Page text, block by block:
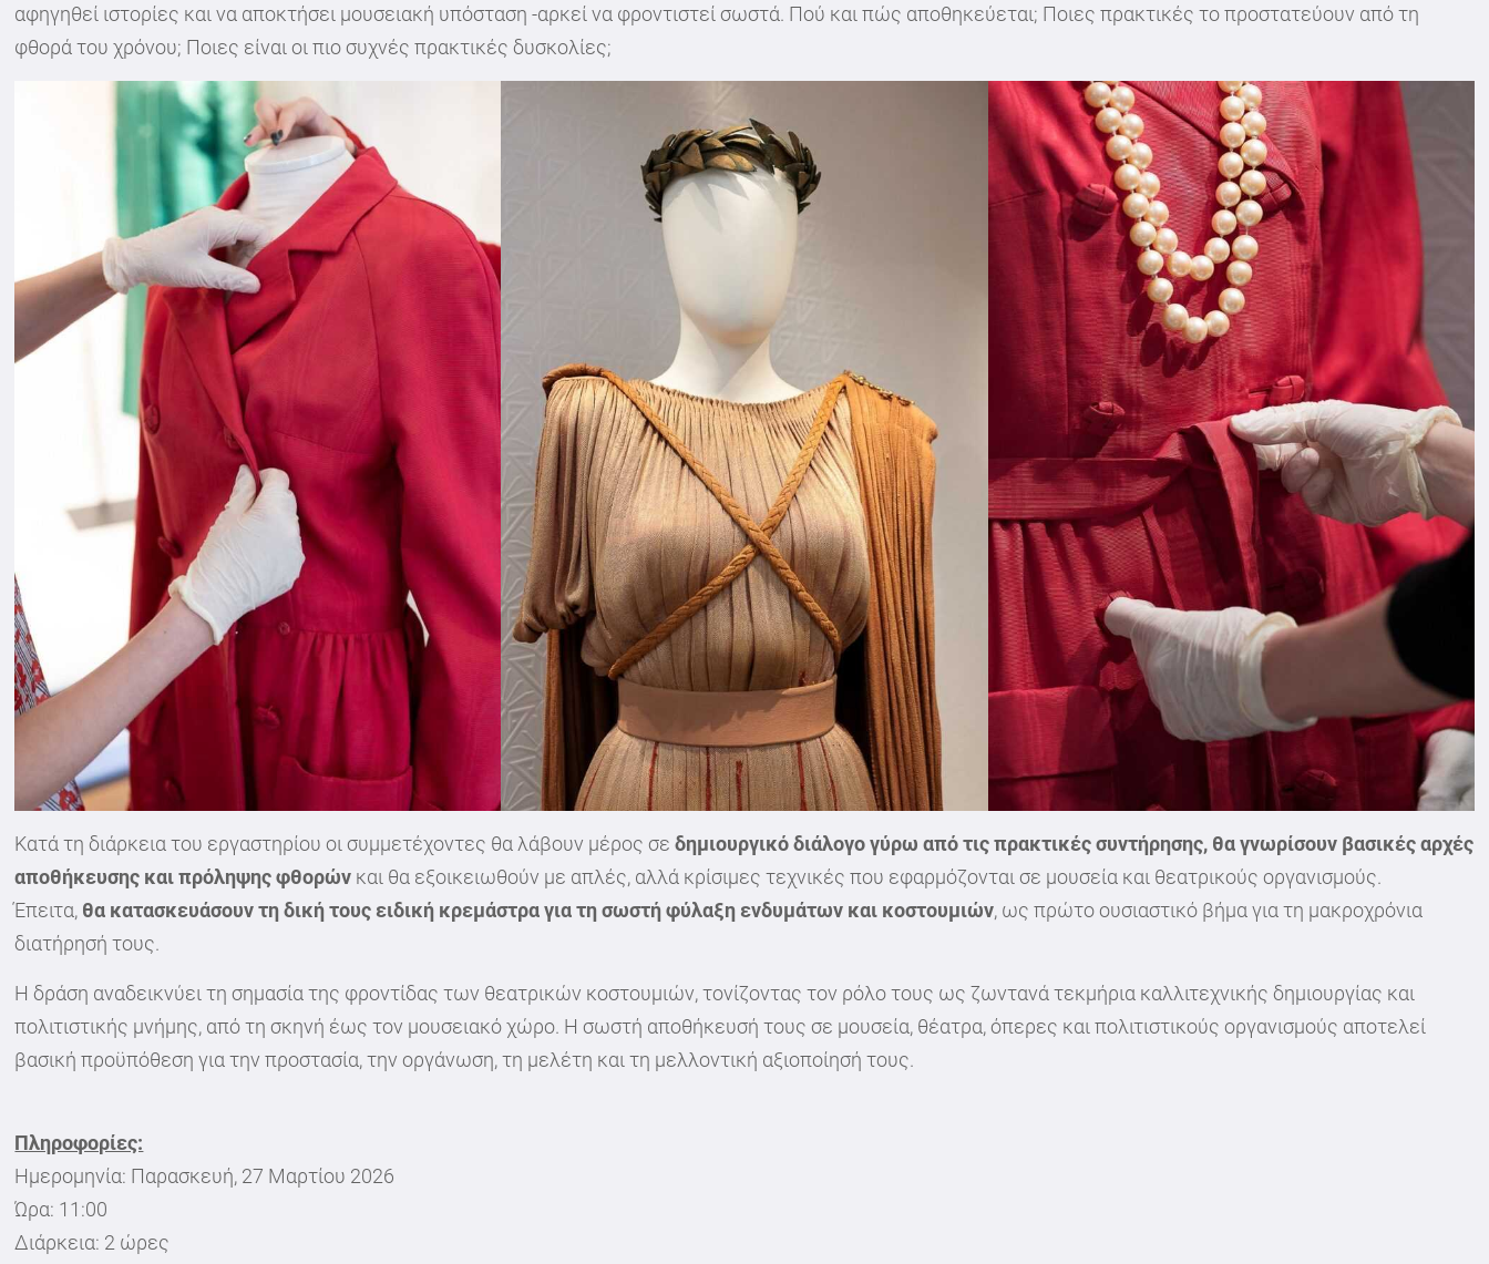
αφηγηθεί ιστορίες και να αποκτήσει μουσειακή υπόσταση -αρκεί να φροντιστεί σωστά. Πού και πώς αποθηκεύεται; Ποιες πρακτικές το προστατεύουν από τη
φθορά του χρόνου; Ποιες είναι οι πιο συχνές πρακτικές δυσκολίες;
Κατά τη διάρκεια του εργαστηρίου οι συμμετέχοντες θα λάβουν μέρος σε δημιουργικό διάλογο γύρω από τις πρακτικές συντήρησης, θα γνωρίσουν βασικές αρχές
αποθήκευσης και πρόληψης φθορών και θα εξοικειωθούν με απλές, αλλά κρίσιμες τεχνικές που εφαρμόζονται σε μουσεία και θεατρικούς οργανισμούς.
Έπειτα, θα κατασκευάσουν τη δική τους ειδική κρεμάστρα για τη σωστή φύλαξη ενδυμάτων και κοστουμιών, ως πρώτο ουσιαστικό βήμα για τη μακροχρόνια
διατήρησή τους.
Η δράση αναδεικνύει τη σημασία της φροντίδας των θεατρικών κοστουμιών, τονίζοντας τον ρόλο τους ως ζωντανά τεκμήρια καλλιτεχνικής δημιουργίας και
πολιτιστικής μνήμης, από τη σκηνή έως τον μουσειακό χώρο. Η σωστή αποθήκευσή τους σε μουσεία, θέατρα, όπερες και πολιτιστικούς οργανισμούς αποτελεί
βασική προϋπόθεση για την προστασία, την οργάνωση, τη μελέτη και τη μελλοντική αξιοποίησή τους.
Πληροφορίες:
Ημερομηνία: Παρασκευή, 27 Μαρτίου 2026
Ώρα: 11:00
Διάρκεια: 2 ώρες